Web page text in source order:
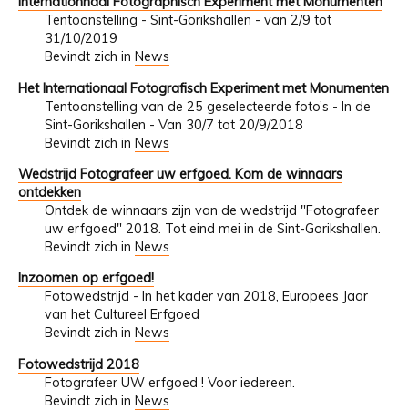
Tentoonstelling - Sint-Gorikshallen - van 2/9 tot
31/10/2019
Bevindt zich in News
Het Internationaal Fotografisch Experiment met Monumenten
Tentoonstelling van de 25 geselecteerde foto’s - In de
Sint-Gorikshallen - Van 30/7 tot 20/9/2018
Bevindt zich in News
Wedstrijd Fotografeer uw erfgoed. Kom de winnaars
ontdekken
Ontdek de winnaars zijn van de wedstrijd "Fotografeer
uw erfgoed" 2018. Tot eind mei in de Sint-Gorikshallen.
Bevindt zich in News
Inzoomen op erfgoed!
Fotowedstrijd - In het kader van 2018, Europees Jaar
van het Cultureel Erfgoed
Bevindt zich in News
Fotowedstrijd 2018
Fotografeer UW erfgoed ! Voor iedereen.
Bevindt zich in News